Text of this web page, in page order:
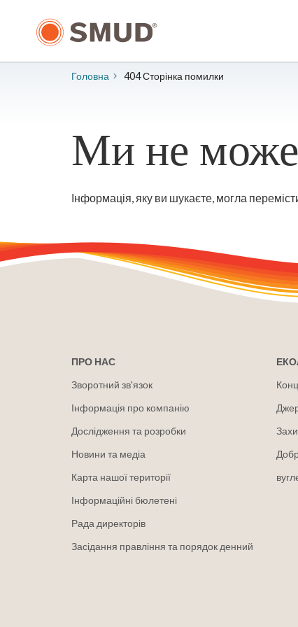
основного
Головна 404 Сторінка помилки
Ми не
Інформація, яку ви шукаєте, могла
ПРО НАС
Зворотний зв'язок
Інформація про компанію
Дослідження та розробки
Новини та медіа
Карта нашої території
Інформаційні бюлетені
Рада директорів
Засідання правління та порядок денний